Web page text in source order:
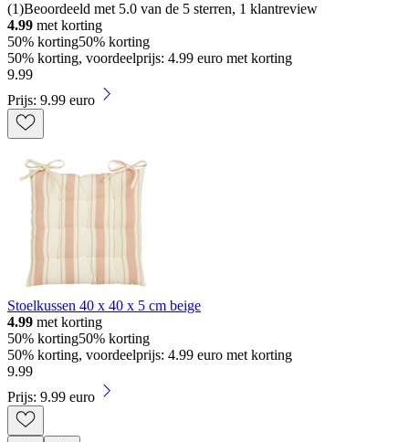
(1)Beoordeeld met 5.0 van de 5 sterren, 1 klantreview
4.99 met korting
50% korting50% korting
50% korting, voordeelprijs: 4.99 euro met korting
9.99
Prijs: 9.99 euro
Stoelkussen 40 x 40 x 5 cm beige
4.99 met korting
50% korting50% korting
50% korting, voordeelprijs: 4.99 euro met korting
9.99
Prijs: 9.99 euro